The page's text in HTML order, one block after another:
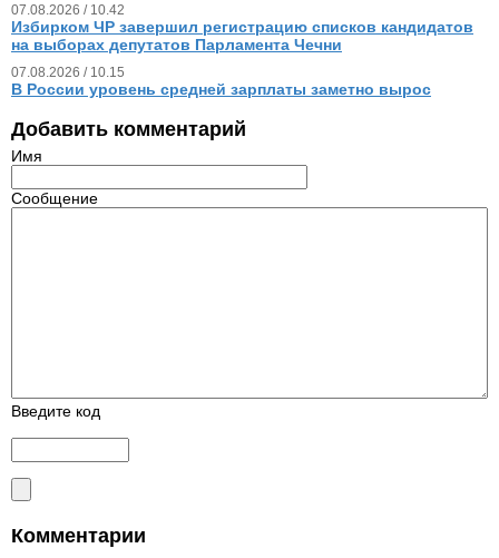
07.08.2026 / 10.42
Избирком ЧР завершил регистрацию списков кандидатов
на выборах депутатов Парламента Чечни
07.08.2026 / 10.15
В России уровень средней зарплаты заметно вырос
Добавить комментарий
Имя
Сообщение
Введите код
Комментарии